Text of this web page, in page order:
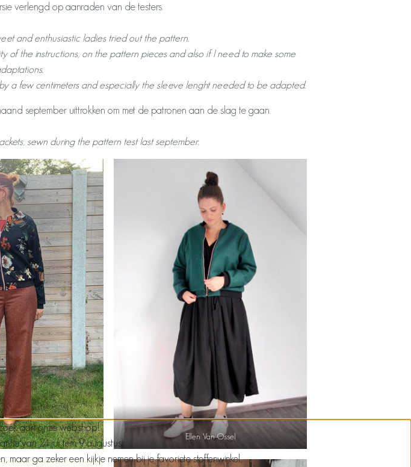
verlengd op aanraden van de testers.
and enthusiastic ladies tried out the pattern.
of the instructions, on the pattern pieces and also if I need to make some
a few centimeters and especially the sleeve lenght needed to be adapted.
september uittrokken om met de patronen aan de slag te gaan.
sewn during the pattern test last september.
Ellen Van Ossel
aan onze webshop!
van 24 juli tem 9 augustus.
ga zeker een kijkje nemen bij je favoriete stoffenwinkel,